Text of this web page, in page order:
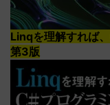
Linqを理解すれば
第3版